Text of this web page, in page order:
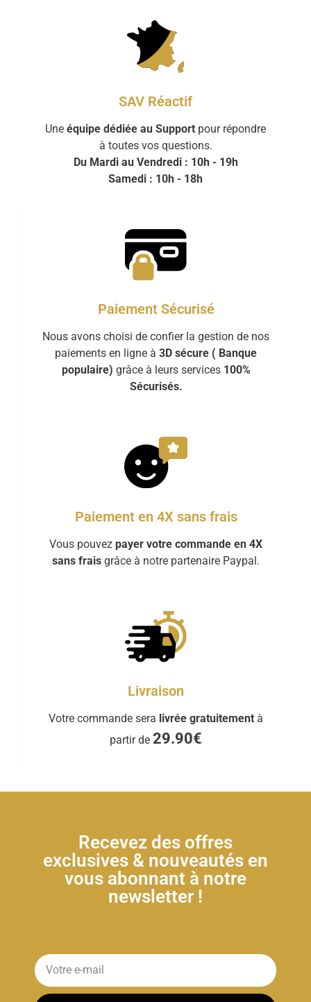
SAV Réactif
Une équipe dédiée au Support pour répondre
à toutes vos questions.
Du Mardi au Vendredi : 10h - 19h
Samedi : 10h - 18h
Paiement Sécurisé
Nous avons choisi de confier la gestion de nos
paiements en ligne à 3D sécure ( Banque
populaire) grâce à leurs services 100%
Sécurisés.
Paiement en 4X sans frais
Vous pouvez payer votre commande en 4X
sans frais grâce à notre partenaire Paypal.
Livraison
Votre commande sera livrée gratuitement à
partir de 29.90€
Recevez des offres
exclusives & nouveautés en
vous abonnant à notre
newsletter !